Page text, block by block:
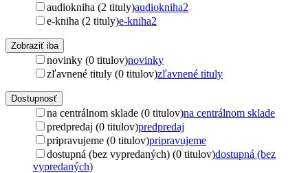
audiokniha (2 tituly)audiokniha2
e-kniha (2 tituly)e-kniha2
Zobraziť iba
novinky (0 titulov)novinky
zľavnené tituly (0 titulov)zľavnené tituly
Dostupnosť
na centrálnom sklade (0 titulov)na centrálnom sklade
predpredaj (0 titulov)predpredaj
pripravujeme (0 titulov)pripravujeme
dostupná (bez vypredaných) (0 titulov)dostupná (bez
vypredaných)